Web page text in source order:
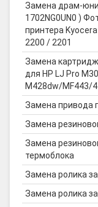
Замена драм-
1702NG0UN0 )
принтера
2200 / 2201
Замена
для HP LJ Pro
M428dw/MF443/
Замена привода
Замена
Замена
термоблока
Замена ролика
Замена ролика